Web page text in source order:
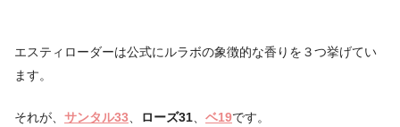
エスティローダーは公式にルラボの象徴的な香りを３つ挙げてい
ます。
それが、 サンタル33 ローズ31 ベ19です。